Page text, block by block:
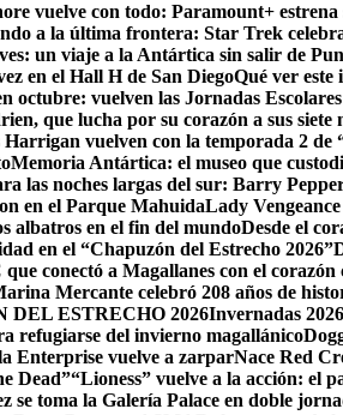
vuelve con todo: Paramount+
a la última frontera: Star Trek
un viaje a la Antártica sin salir de
en el Hall H de San DiegoQué ver
octubre: vuelven las Jornadas
que lucha por su corazón a sus siete
vuelven con la temporada 2 de
Memoria Antártica: el museo que
las noches largas del sur: Barry
en el Parque MahuidaLady
albatros en el fin del mundoDesde el
en el “Chapuzón del Estrecho 2026”
conectó a Magallanes con el
Mercante celebró 208 años de
DEL ESTRECHO 2026Invernadas
refugiarse del invierno magallánico
Enterprise vuelve a zarparNace Red
Dead”“Lioness” vuelve a la acción: el
se toma la Galería Palace en doble